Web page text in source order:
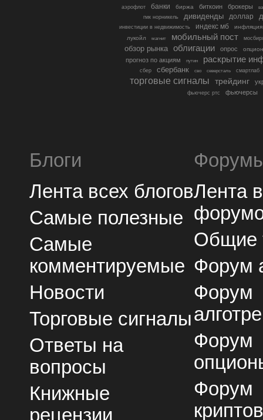
аэрофлот банки биржа биткоин брокеры
гмк норникель
дивиденды доллар
инвестиции в недвижимость индекс мб
инфляция
лукойл
магнит мобильный пост
обзор рынка облигации опрос
прогноз по акциям путин раскрытие
сбер сбербанк сво северсталь смартлаб
торговые сигналы трейдинг
фьючерс ртс фьючерсы
Блоги
Лента всех блогов
Самые полезные
Самые
комментируемые
Новости
Торговые сигналы
Ответы на
вопросы
Книжные
рецензии
Лента
Общие
Форум
Форум
Форум
Форум